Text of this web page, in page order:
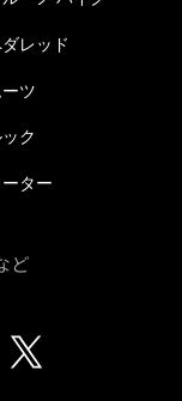
レッド
ーツ
ク
ーター
ど